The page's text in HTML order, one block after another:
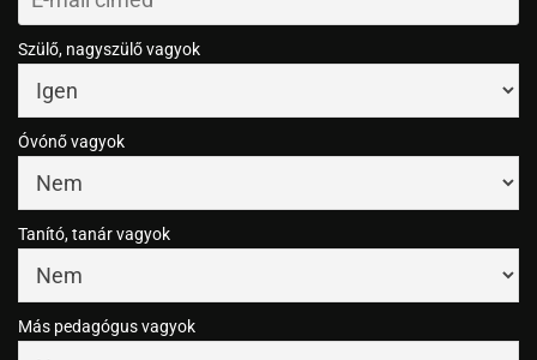
Szülő, nagyszülő vagyok
Óvónő vagyok
Tanító, tanár vagyok
Más pedagógus vagyok